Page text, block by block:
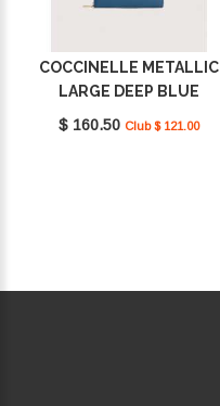
COCCINELLE METALLIC
LARGE DEEP BLUE
E2MW5113201_B27
$ 160.50 Club $ 121.00